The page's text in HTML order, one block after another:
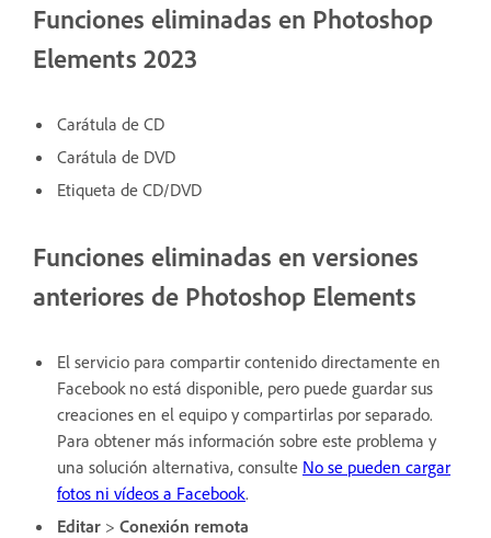
Funciones eliminadas en Photoshop
Elements 2023
Carátula de CD
Carátula de DVD
Etiqueta de CD/DVD
Funciones eliminadas en versiones
anteriores de Photoshop Elements
El servicio para compartir contenido directamente en
Facebook no está disponible, pero puede guardar sus
creaciones en el equipo y compartirlas por separado.
Para obtener más información sobre este problema y
una solución alternativa, consulte No se pueden cargar
fotos ni vídeos a Facebook.
Editar > Conexión remota